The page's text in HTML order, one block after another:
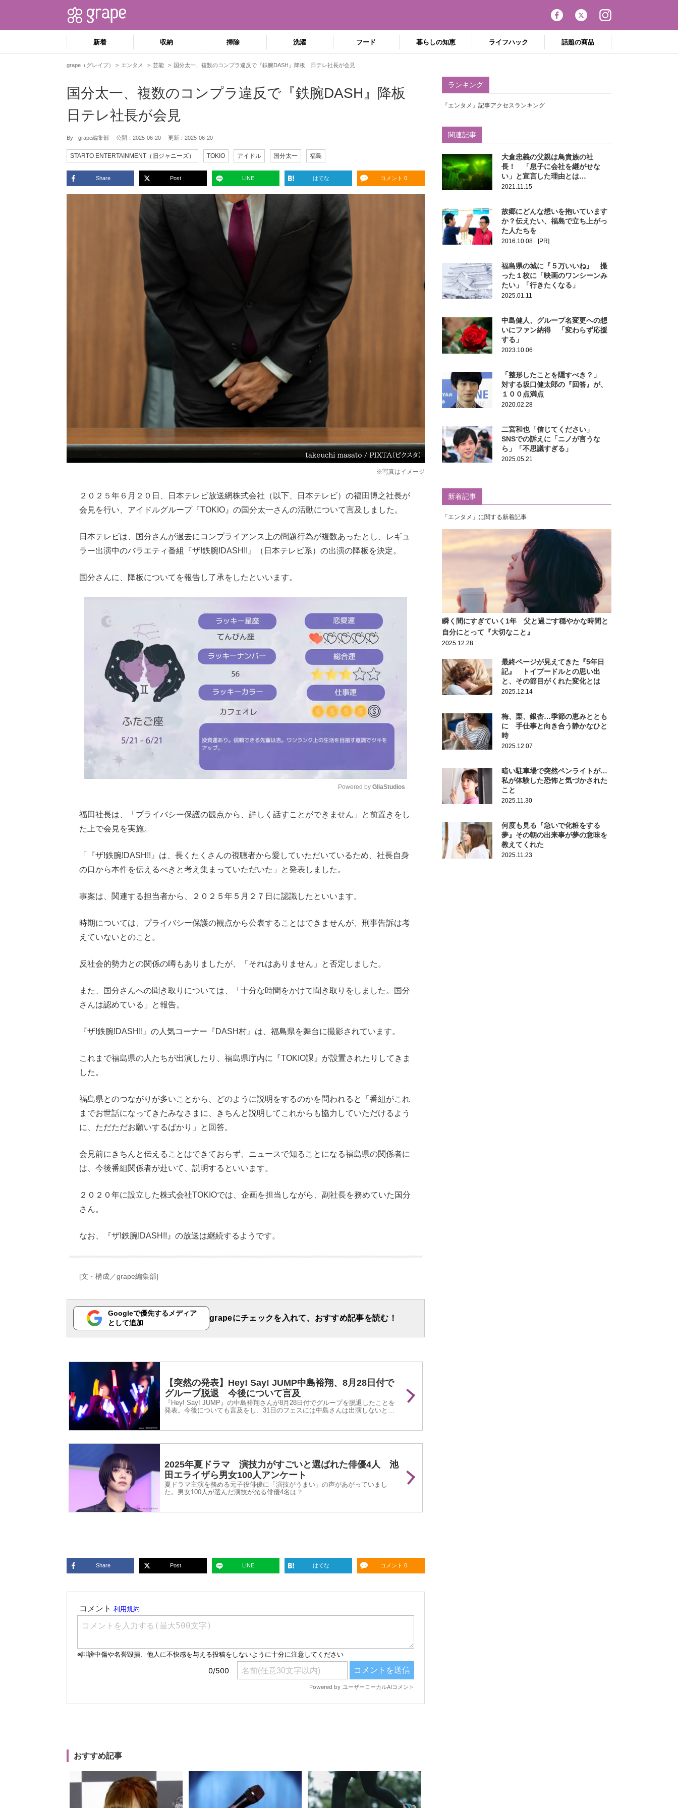
新着 収納 掃除 洗濯 フード 暮らしの知恵 ライフハック 話題の商品
grape（グレイプ） エンタメ 芸能 国分太一、複数のコンプラ違反で『鉄腕DASH』降板 日テレ社長が会見
国分太一、複数のコンプラ違反で『鉄腕DASH』降板
日テレ社長が会見
By - grape編集部 公開： 2025-06-20 更新： 2025-06-20
STARTO ENTERTAINMENT（旧ジャニーズ） TOKIO アイドル 国分太一 福島
Share Post LINE はてな コメント 0
※写真はイメージ
２０２５年６月２０日、日本テレビ放送網株式会社（以下、日本テレビ）の福田博之社長が
会見を行い、アイドルグループ『TOKIO』の国分太一さんの活動について言及しました。
日本テレビは、国分さんが過去にコンプライアンス上の問題行為が複数あったとし、レギュ
ラー出演中のバラエティ番組『ザ!鉄腕!DASH!!』（日本テレビ系）の出演の降板を決定。
国分さんに、降板についてを報告し了承をしたといいます。
Mute
Powered by GliaStudios
福田社長は、「プライバシー保護の観点から、詳しく話すことができません」と前置きをし
た上で会見を実施。
「『ザ!鉄腕!DASH!!』は、長くたくさんの視聴者から愛していただいているため、社長自身
の口から本件を伝えるべきと考え集まっていただいた」と発表しました。
事案は、関連する担当者から、２０２５年５月２７日に認識したといいます。
時期については、プライバシー保護の観点から公表することはできませんが、刑事告訴は考
えていないとのこと。
反社会的勢力との関係の噂もありましたが、「それはありません」と否定しました。
また、国分さんへの聞き取りについては、「十分な時間をかけて聞き取りをしました。国分
さんは認めている」と報告。
『ザ!鉄腕!DASH!!』の人気コーナー『DASH村』は、福島県を舞台に撮影されています。
これまで福島県の人たちが出演したり、福島県庁内に『TOKIO課』が設置されたりしてきま
した。
福島県とのつながりが多いことから、どのように説明をするのかを問われると「番組がこれ
までお世話になってきたみなさまに、きちんと説明してこれからも協力していただけるよう
に、ただただお願いするばかり」と回答。
会見前にきちんと伝えることはできておらず、ニュースで知ることになる福島県の関係者に
は、今後番組関係者が赴いて、説明するといいます。
２０２０年に設立した株式会社TOKIOでは、企画を担当しながら、副社長を務めていた国分
さん。
なお、『ザ!鉄腕!DASH!!』の放送は継続するようです。
[文・構成／grape編集部]
Googleで優先するメディア
として追加
grapeにチェックを入れて、おすすめ記事を読む！
【突然の発表】Hey! Say! JUMP中島裕翔、8月28日付で
グループ脱退 今後について言及
『Hey! Say! JUMP』の中島裕翔さんが8月28日付でグループを脱退したことを
発表。今後についても言及をし、31日のフェスには中島さんは出演しないとの
2025年夏ドラマ 演技力がすごいと選ばれた俳優4人 池
田エライザら男女100人アンケート
夏ドラマ主演を務める元子役俳優に「演技がうまい」の声があがっていまし
た。男女100人が選んだ演技が光る俳優4名は？
Share Post LINE はてな コメント 0
おすすめ記事
ランキング
『エンタメ』記事アクセスランキング
関連記事
大倉忠義の父親は鳥貴族の社
長！ 「息子に会社を継がせな
い」と宣言した理由とは…
2021.11.15
故郷にどんな想いを抱いています
か？伝えたい、福島で立ち上がっ
た人たちを
2016.10.08 [PR]
福島県の城に『５万いいね』 撮
った１枚に「映画のワンシーンみ
たい」「行きたくなる」
2025.01.11
中島健人、グループ名変更への想
いにファン納得 「変わらず応援
する」
2023.10.06
「整形したことを隠すべき？」
対する坂口健太郎の『回答』が、
１００点満点
2020.02.28
二宮和也「信じてください」
SNSでの訴えに「ニノが言うな
ら」「不思議すぎる」
2025.05.21
新着記事
「エンタメ」に関する新着記事
瞬く間にすぎていく1年 父と過ごす穏やかな時間と
自分にとって『大切なこと』
2025.12.28
最終ページが見えてきた『5年日
記』 トイプードルとの思い出
と、その節目がくれた変化とは
2025.12.14
梅、栗、銀杏…季節の恵みととも
に 手仕事と向き合う静かなひと
時
2025.12.07
暗い駐車場で突然ペンライトが…
私が体験した恐怖と気づかされた
こと
2025.11.30
何度も見る『急いで化粧をする
夢』その朝の出来事が夢の意味を
教えてくれた
2025.11.23